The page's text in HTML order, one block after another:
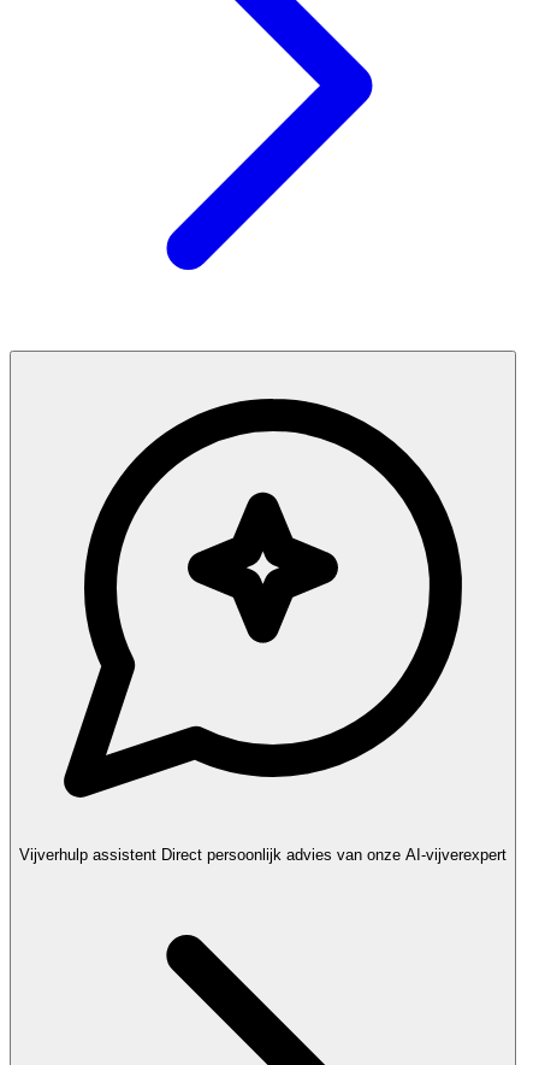
Vijverhulp assistent Direct persoonlijk advies van onze AI-vijverexpert